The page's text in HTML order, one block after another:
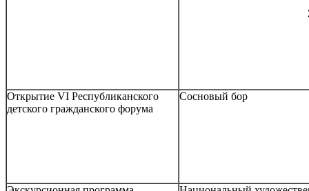
Открытие VI Республиканского
детского гражданского форума
Сосновый бор